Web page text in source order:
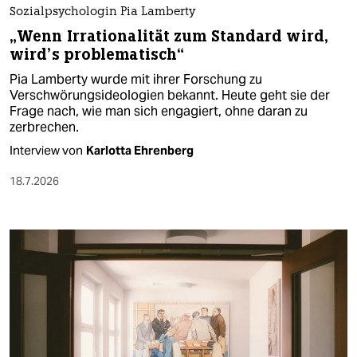
Sozialpsychologin Pia Lamberty
„Wenn Irrationalität zum Standard wird,
wird’s problematisch“
Pia Lamberty wurde mit ihrer Forschung zu
Verschwörungsideologien bekannt. Heute geht sie der
Frage nach, wie man sich engagiert, ohne daran zu
zerbrechen.
Interview von Karlotta Ehrenberg
18.7.2026